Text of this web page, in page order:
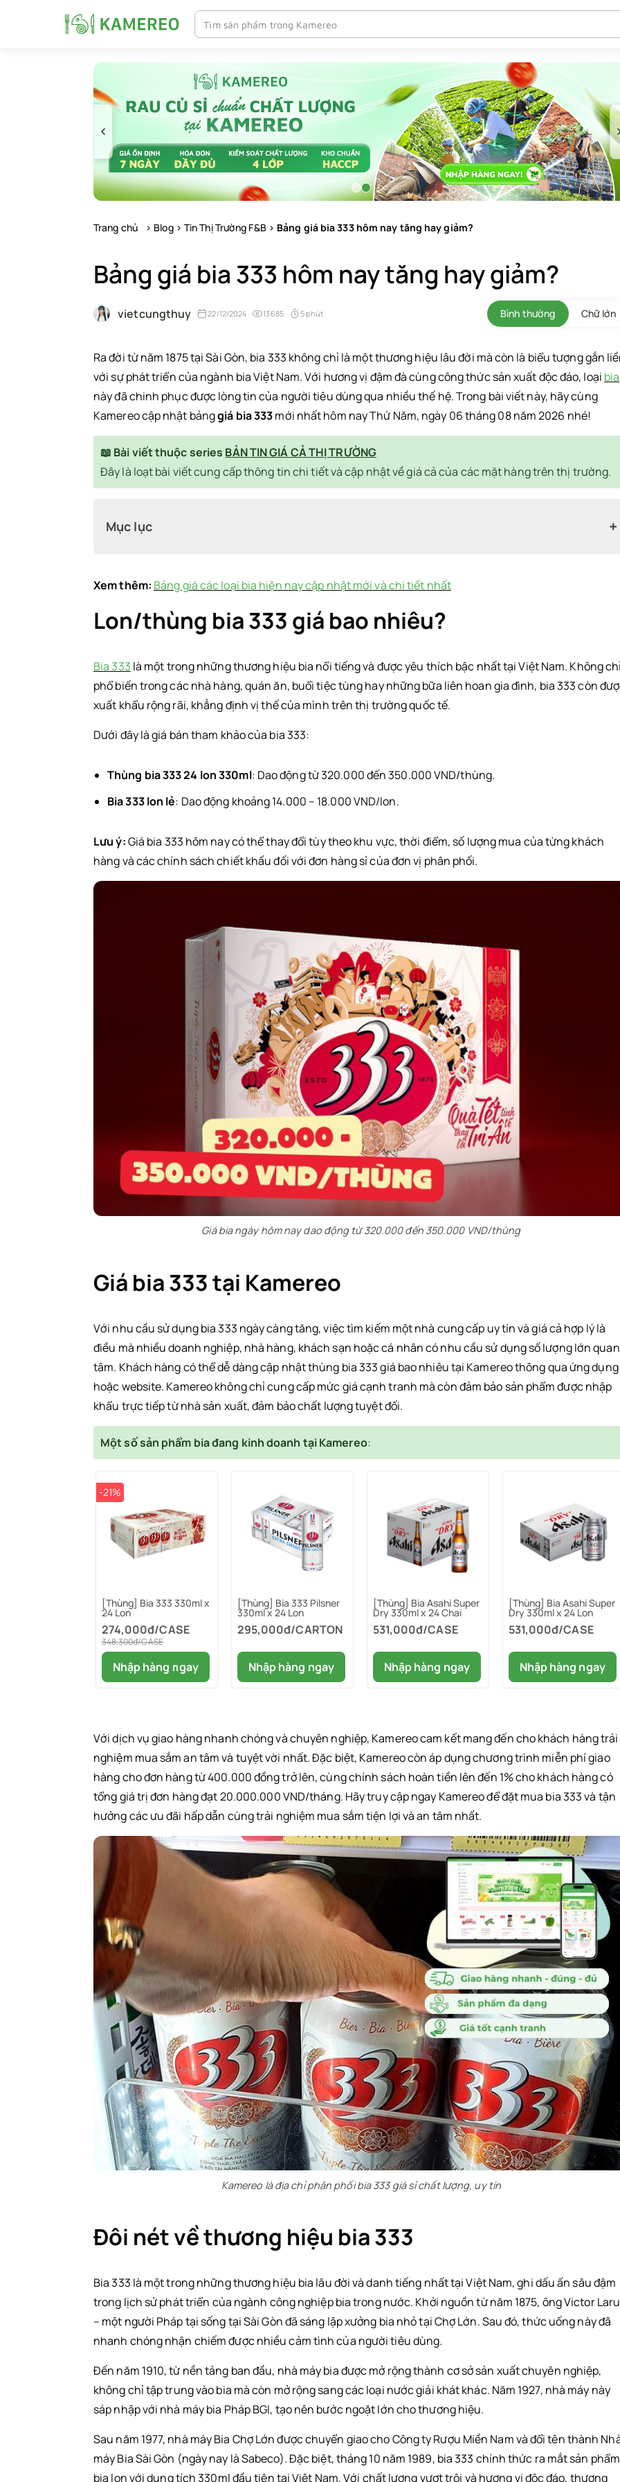
Trang chủ > Blog> Tin Thị Trường F&B> Bảng giá bia 333 hôm nay tăng hay giảm?
Bảng giá bia 333 hôm nay tăng hay giảm?
vietcungthuy 22/12/2024 13685 5 phút Bình thường Chữ lớn
Ra đời từ năm 1875 tại Sài Gòn, bia 333 không chỉ là một thương hiệu lâu đời mà còn là biểu tượng gắn
với sự phát triển của ngành bia Việt Nam. Với hương vị đậm đà cùng công thức sản xuất độc đáo, loại bia
này đã chinh phục được lòng tin của người tiêu dùng qua nhiều thế hệ. Trong bài viết này, hãy cùng
Kamereo cập nhật bảnggiá bia 333mới nhất hôm nay Thứ Năm, ngày 06 tháng 08 năm 2026 nhé!
📖 Bài viết thuộc series BẢN TIN GIÁ CẢ THỊ TRƯỜNG
Đây là loạt bài viết cung cấp thông tin chi tiết và cập nhật về giá cả của các mặt hàng trên thị trường.
Mục lục
Lon/thùng bia 333 giá bao nhiêu?
Giá bia 333 tại Kamereo
Đôi nét về thương hiệu bia 333
Bia 333 có điểm gì nổi bật?
Tại sao bia 333 được ưa chuộng?
Xem thêm: Bảng giá các loại bia hiện nay cập nhật mới và chi tiết nhất
Lon/thùng bia 333 giá bao nhiêu?
Bia 333 là một trong những thương hiệu bia nổi tiếng và được yêu thích bậc nhất tại Việt Nam. Không chỉ
phổ biến trong các nhà hàng, quán ăn, buổi tiệc tùng hay những bữa liên hoan gia đình, bia 333 còn
xuất khẩu rộng rãi, khẳng định vị thế của mình trên thị trường quốc tế.
Dưới đây là giá bán tham khảo của bia 333:
Thùng bia 333 24 lon 330ml: Dao động từ 320.000 đến 350.000 VND/thùng.
Bia 333 lon lẻ: Dao động khoảng 14.000 – 18.000 VND/lon.
Lưu ý:Giá bia 333 hôm nay có thể thay đổi tùy theo khu vực, thời điểm, số lượng mua của từng khách
hàng và các chính sách chiết khấu đối với đơn hàng sỉ của đơn vị phân phối.
Giá bia ngày hôm nay dao động từ 320.000 đến 350.000 VND/thùng
Giá bia 333 tại Kamereo
Với nhu cầu sử dụng bia 333 ngày càng tăng, việc tìm kiếm một nhà cung cấp uy tín và giá cả hợp lý là
điều mà nhiều doanh nghiệp, nhà hàng, khách sạn hoặc cá nhân có nhu cầu sử dụng số lượng lớn quan
tâm. Khách hàng có thể dễ dàng cập nhật thùng bia 333 giá bao nhiêu tại Kamereo thông qua ứng dụng
hoặc website. Kamereo không chỉ cung cấp mức giá cạnh tranh mà còn đảm bảo sản phẩm được nhập
khẩu trực tiếp từ nhà sản xuất, đảm bảo chất lượng tuyệt đối.
Một số sản phẩm bia đang kinh doanh tại Kamereo:
-21%
[Thùng] Bia 333 330ml x
24 Lon
274,000đ/CASE
348,300đ/CASE
Nhập hàng ngay
[Thùng] Bia 333 Pilsner
330ml x 24 Lon
295,000đ/CARTON
Nhập hàng ngay
[Thùng] Bia Asahi Super
Dry 330ml x 24 Chai
531,000đ/CASE
Nhập hàng ngay
[Thùng] Bia Asahi Super
Dry 330ml x 24 Lon
531,000đ/CASE
Nhập hàng ngay
Với dịch vụ giao hàng nhanh chóng và chuyên nghiệp, Kamereo cam kết mang đến cho khách hàng trải
nghiệm mua sắm an tâm và tuyệt vời nhất. Đặc biệt, Kamereo còn áp dụng chương trình miễn phí giao
hàng cho đơn hàng từ 400.000 đồng trở lên, cùng chính sách hoàn tiền lên đến 1% cho khách hàng có
tổng giá trị đơn hàng đạt 20.000.000 VND/tháng. Hãy truy cập ngay Kamereo để đặt mua bia 333 và tận
hưởng các ưu đãi hấp dẫn cùng trải nghiệm mua sắm tiện lợi và an tâm nhất.
Kamereo là địa chỉ phân phối bia 333 giá sỉ chất lượng, uy tín
Đôi nét về thương hiệu bia 333
Bia 333 là một trong những thương hiệu bia lâu đời và danh tiếng nhất tại Việt Nam, ghi dấu ấn sâu đậm
trong lịch sử phát triển của ngành công nghiệp bia trong nước. Khởi nguồn từ năm 1875, ông Victor
– một người Pháp tại sống tại Sài Gòn đã sáng lập xưởng bia nhỏ tại Chợ Lớn. Sau đó, thức uống này đã
nhanh chóng nhận chiếm được nhiều cảm tình của người tiêu dùng.
Đến năm 1910, từ nền tảng ban đầu, nhà máy bia được mở rộng thành cơ sở sản xuất chuyên nghiệp,
không chỉ tập trung vào bia mà còn mở rộng sang các loại nước giải khát khác. Năm 1927, nhà máy này
sáp nhập với nhà máy bia Pháp BGI, tạo nên bước ngoặt lớn cho thương hiệu.
Sau năm 1977, nhà máy Bia Chợ Lớn được chuyển giao cho Công ty Rượu Miền Nam và đổi tên thành
máy Bia Sài Gòn (ngày nay là Sabeco). Đặc biệt, tháng 10 năm 1989, bia 333 chính thức ra mắt sản phẩm
bia lon với dung tích 330ml đầu tiên tại Việt Nam. Với chất lượng vượt trội và hương vị độc đáo, thương